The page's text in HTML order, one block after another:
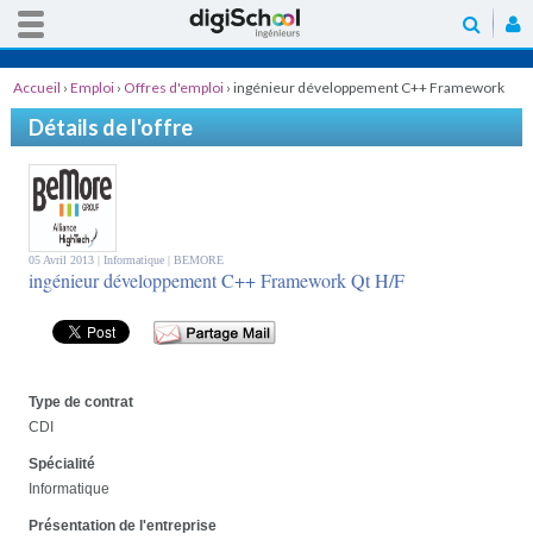
Accueil › Emploi › Offres d'emploi › ingénieur développement C++ Framework
Qt H/F
Détails de l'offre
05 Avril 2013 | Informatique | BEMORE
ingénieur développement C++ Framework Qt H/F
Type de contrat
CDI
Spécialité
Informatique
Présentation de l'entreprise